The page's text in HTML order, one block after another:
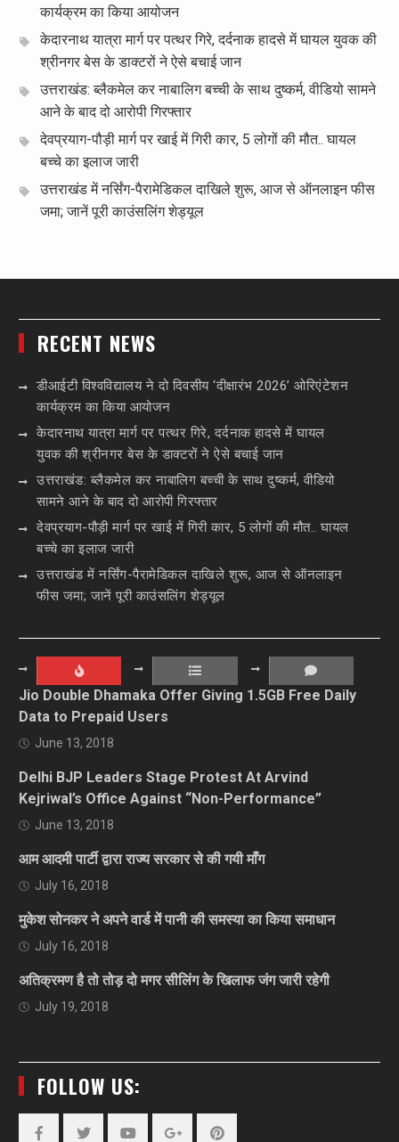
कार्यक्रम का किया आयोजन
केदारनाथ यात्रा मार्ग पर पत्थर गिरे, दर्दनाक हादसे में घायल युवक की
श्रीनगर बेस के डाक्टरों ने ऐसे बचाई जान
उत्तराखंड: ब्लैकमेल कर नाबालिग बच्ची के साथ दुष्कर्म, वीडियो सामने
आने के बाद दो आरोपी गिरफ्तार
देवप्रयाग-पौड़ी मार्ग पर खाई में गिरी कार, 5 लोगों की मौत.. घायल
बच्चे का इलाज जारी
उत्तराखंड में नर्सिंग-पैरामेडिकल दाखिले शुरू, आज से ऑनलाइन फीस
जमा; जानें पूरी काउंसलिंग शेड्यूल
RECENT NEWS
डीआईटी विश्वविद्यालय ने दो दिवसीय ‘दीक्षारंभ 2026’ ओरिएंटेशन
कार्यक्रम का किया आयोजन
केदारनाथ यात्रा मार्ग पर पत्थर गिरे, दर्दनाक हादसे में घायल
युवक की श्रीनगर बेस के डाक्टरों ने ऐसे बचाई जान
उत्तराखंड: ब्लैकमेल कर नाबालिग बच्ची के साथ दुष्कर्म, वीडियो
सामने आने के बाद दो आरोपी गिरफ्तार
देवप्रयाग-पौड़ी मार्ग पर खाई में गिरी कार, 5 लोगों की मौत.. घायल
बच्चे का इलाज जारी
उत्तराखंड में नर्सिंग-पैरामेडिकल दाखिले शुरू, आज से ऑनलाइन
फीस जमा; जानें पूरी काउंसलिंग शेड्यूल
Jio Double Dhamaka Offer Giving 1.5GB Free Daily
Data to Prepaid Users
June 13, 2018
Delhi BJP Leaders Stage Protest At Arvind
Kejriwal’s Office Against “Non-Performance”
June 13, 2018
आम आदमी पार्टी द्वारा राज्य सरकार से की गयी माँग
July 16, 2018
मुकेश सोनकर ने अपने वार्ड में पानी की समस्या का किया समाधान
July 16, 2018
अतिक्रमण है तो तोड़ दो मगर सीलिंग के खिलाफ जंग जारी रहेगी
July 19, 2018
FOLLOW US: